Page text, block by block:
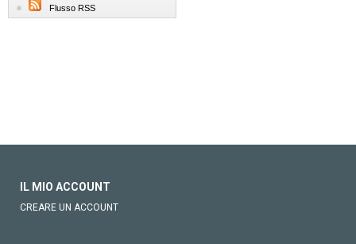
Flusso RSS
IL MIO ACCOUNT
CREARE UN ACCOUNT